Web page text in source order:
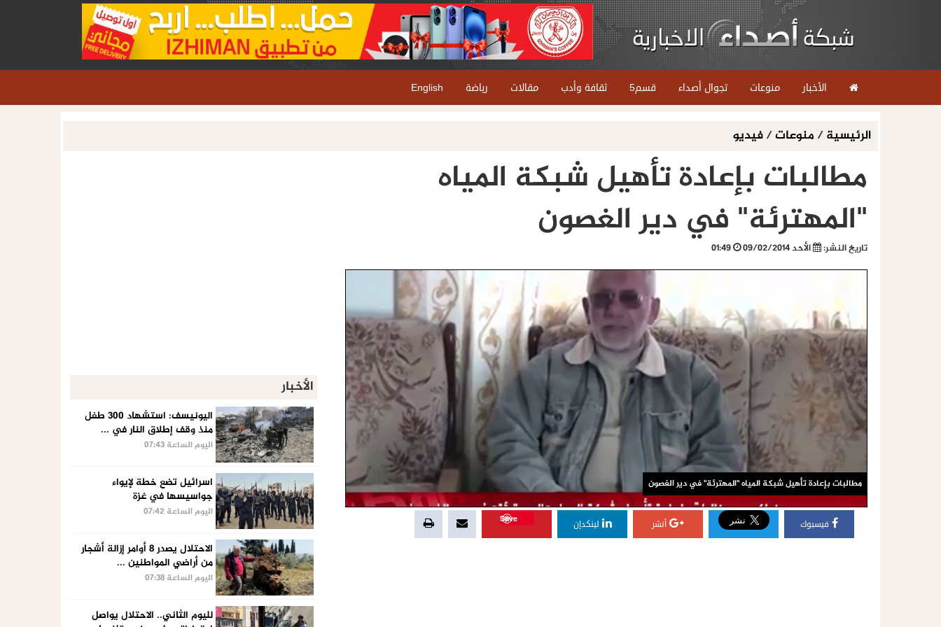
الأخبار منوعات تجوال أصداء قسم5 ثقافة وأدب مقالات رياضة English
الرئيسية/ منوعات/فيديو
مطالبات بإعادة تأهيل شبكة المياه
"المهترئة" في دير الغصون
تاريخ النشر: الأحد 09/02/2014
مطالبات بإعادة تأهيل شبكة المياه "المهترئة" في دير الغصون
فيسبوك أنشر لينكدإن
Save
الأخبار
اليونيسف: استشهاد 300 طفل
منذ وقف إطلاق النار في ...
اليوم الساعة 07:43
اسرائيل تضع خطة لإيواء
جواسيسها في غزة
اليوم الساعة 07:42
الاحتلال يصدر 8 أوامر إزالة أشجار
من أراضي المواطنين ...
اليوم الساعة 07:38
لليوم الثاني.. الاحتلال يواصل